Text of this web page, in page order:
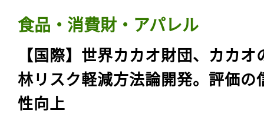
食品・消費財・アパレル
【国際】世界カカオ財団、カカオ
林リスク軽減方法論開発。評価の
性向上